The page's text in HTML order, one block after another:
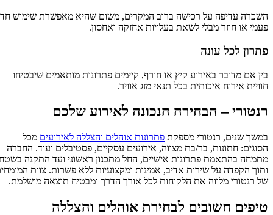
השכרה עדיפה על רכישה ברוב המקרים, משום שהיא מאפשרת שימוש חד
פעמי או חוזר מבלי לשאת בעלויות אחזקה ואחסון.
פתרון לכל עונה
בין אם מדובר באירוע קיץ או חורף, קיימים פתרונות מותאמים שיבטיחו
חוויית אירוח איכותית בכל תנאי מזג אוויר.
רנטורי – הבחירה הנכונה לאירוע שלכם
במשך שנים, רנטורי מספקתפתרונות אוהלים והצללה לאירועיםמכל
הסוגים: חתונות, בר/בת מצווה, אירועים עסקיים, פסטיבלים ועוד. החברה
מתמחה בהתאמת פתרונות אישיים, החל מתכנון ראשוני ועד התקנה בשטח,
ותוך הקפדה על שירות אדיב, אמינות ומקצועיות ללא פשרות. צוות המומחים
של רנטורי מלווה את הלקוחות לכל אורך הדרך ומבטיח תוצאה מושלמת.
טיפים חשובים לבחירת אוהלים והצללה